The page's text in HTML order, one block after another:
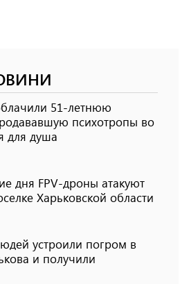
51-летнюю
психотропы во
для душа
дня FPV-дроны атакуют
Харьковской области
устроили погром в
и получили